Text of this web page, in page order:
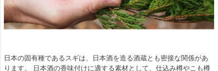
日本の固有種であるスギは、日本酒を造る酒蔵とも密接な関係があ
ります。 日本酒の香味付けに適する素材として、仕込み樽やこも樽